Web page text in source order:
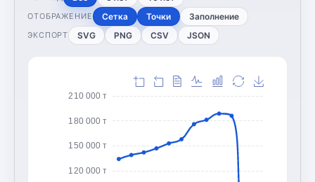
ОТОБРАЖЕНИЕ Сетка Точки Заполнение
ЭКСПОРТ SVG PNG CSV JSON
120 000 т
150 000 т
180 000 т
210 000 т